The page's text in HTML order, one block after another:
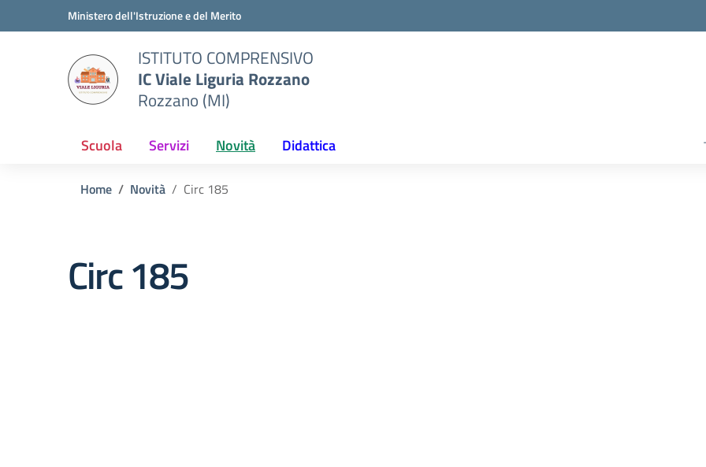
Vai ai contenuti
Vai al menu di navigazioneMinistero dell'Istruzione e del Merito
ISTITUTO COMPRENSIVO
IC Viale Liguria Rozzano
Rozzano (MI)
Scuola Servizi Novità Didattica
Home Novità Circ 185
Circ 185